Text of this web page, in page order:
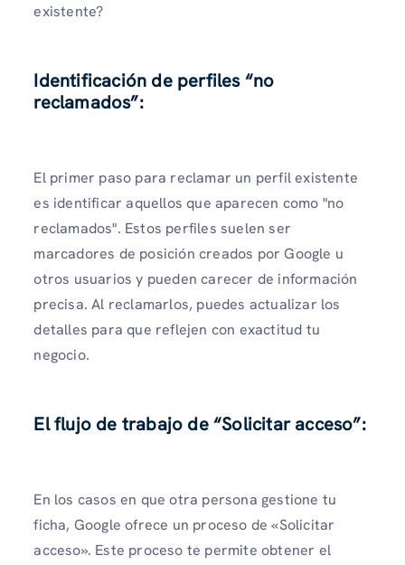
existente?
Identificación de perfiles “no
reclamados”:
El primer paso para reclamar un perfil existente
es identificar aquellos que aparecen como "no
reclamados". Estos perfiles suelen ser
marcadores de posición creados por Google u
otros usuarios y pueden carecer de información
precisa. Al reclamarlos, puedes actualizar los
detalles para que reflejen con exactitud tu
negocio.
El flujo de trabajo de “Solicitar acceso”:
En los casos en que otra persona gestione tu
ficha, Google ofrece un proceso de «Solicitar
acceso». Este proceso te permite obtener el